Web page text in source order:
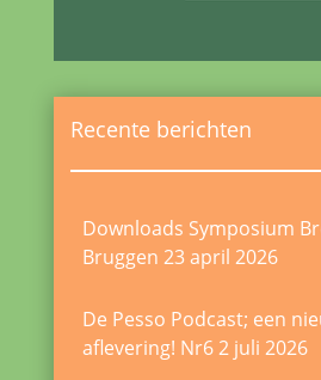
Recente berichten
Downloads Symposium
Bruggen 23 april 2026
De Pesso Podcast; een
aflevering! Nr62 juli 2026